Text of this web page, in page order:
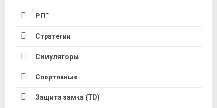
РПГ
Стратегии
Симуляторы
Спортивные
Защита замка (TD)